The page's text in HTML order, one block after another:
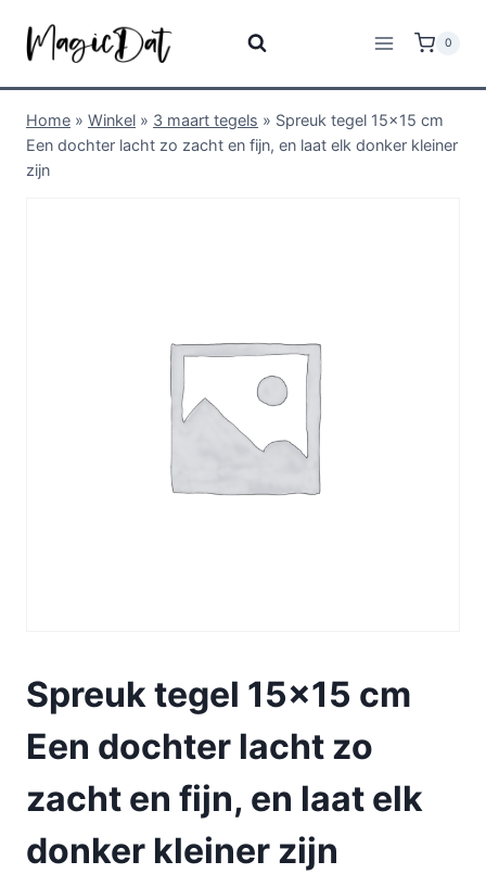
0
Home » Winkel » 3 maart tegels » Spreuk tegel 15×15 cm
Een dochter lacht zo zacht en fijn, en laat elk donker kleiner
zijn
Spreuk tegel 15×15 cm
Een dochter lacht zo
zacht en fijn, en laat elk
donker kleiner zijn